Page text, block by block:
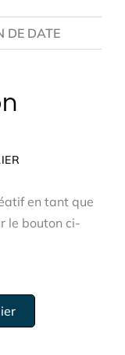
DE DATE
en tant que
le bouton ci-